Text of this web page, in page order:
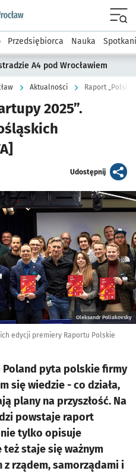
podserwis: Strategia
Przedsiębiorca Nauka
A4 pod Wrocławiem
Aktualności Raport
2025”.
Udostępnijartykuł
Oleksandr Poliakovsky
edycji premiery Raportu Polskie
Poland pyta polskie firmy
się wiedzie - co działa,
plany na przyszłość. Na
powstaje raport
tylko opisuje
też staje się ważnym
z rządem, samorządami i